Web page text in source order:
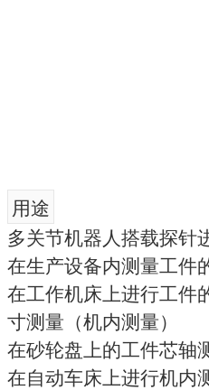
用途
多关节机器人搭载探针
在生产设备内测量工件
在工作机床上进行工件
寸测量（机内测量）
在砂轮盘上的工件芯轴
在自动车床上进行机内